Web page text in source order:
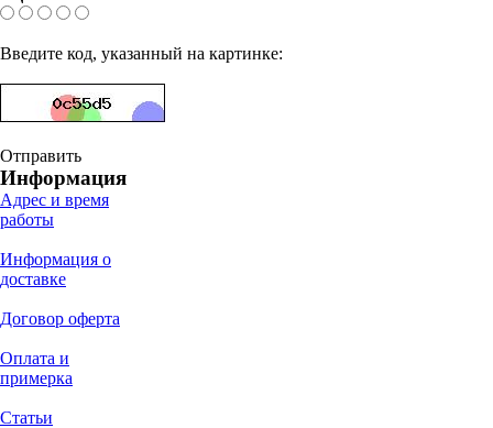
Введите код, указанный на картинке:
Отправить
Информация
Адрес и время
работы
Информация о
доставке
Договор оферта
Оплата и
примерка
Статьи